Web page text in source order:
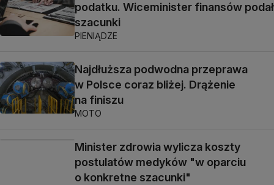
podatku. Wiceminister finansów podał
szacunki
PIENIĄDZE
Najdłuższa podwodna przeprawa
w Polsce coraz bliżej. Drążenie
na finiszu
MOTO
Minister zdrowia wylicza koszty
postulatów medyków "w oparciu
o konkretne szacunki"